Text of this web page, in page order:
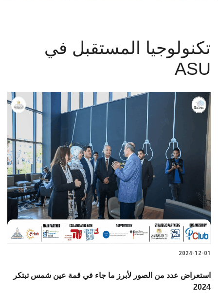
المراكز والوحدات
الإعلام
تواصل معنا
الطلاب
هيئة التدريس
الدراسات العليا
الخريجين
تكنولوجيا المستقبل في
ASU
2024-12-01
استعراض عدد من الصور لأبرز ما جاء في قمة عين شمس تبتكر
2024